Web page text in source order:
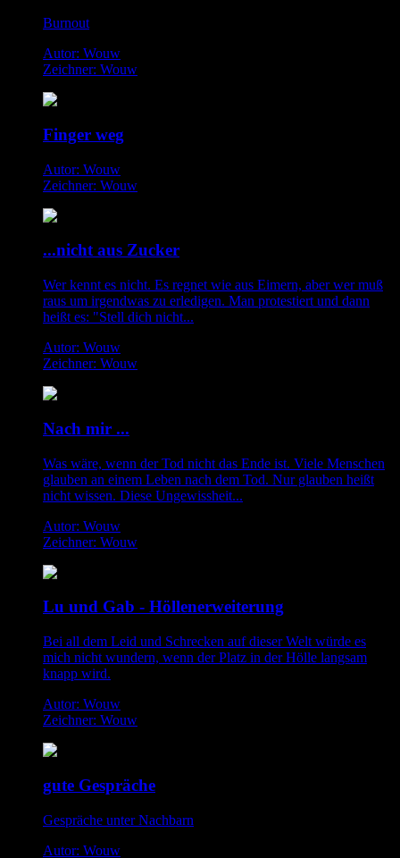
Burnout
Autor: Wouw
Zeichner: Wouw
Finger weg
Autor: Wouw
Zeichner: Wouw
...nicht aus Zucker
Wer kennt es nicht. Es regnet wie aus Eimern, aber wer muß
raus um irgendwas zu erledigen. Man protestiert und dann
heißt es: "Stell dich nicht...
Autor: Wouw
Zeichner: Wouw
Nach mir ...
Was wäre, wenn der Tod nicht das Ende ist. Viele Menschen
glauben an einem Leben nach dem Tod. Nur glauben heißt
nicht wissen. Diese Ungewissheit...
Autor: Wouw
Zeichner: Wouw
Lu und Gab - Höllenerweiterung
Bei all dem Leid und Schrecken auf dieser Welt würde es
mich nicht wundern, wenn der Platz in der Hölle langsam
knapp wird.
Autor: Wouw
Zeichner: Wouw
gute Gespräche
Gespräche unter Nachbarn
Autor: Wouw